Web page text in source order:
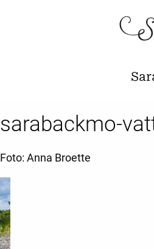
sarabackmo-
Foto: Anna Broette